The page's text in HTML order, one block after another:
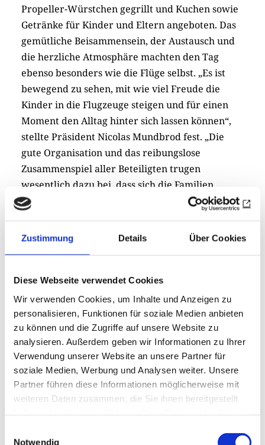
Zustimmung Details Über Cookies
Diese Webseite verwendet Cookies
Wir verwenden Cookies, um Inhalte und Anzeigen zu
personalisieren, Funktionen für soziale Medien anbieten
zu können und die Zugriffe auf unsere Website zu
analysieren. Außerdem geben wir Informationen zu Ihrer
Verwendung unserer Website an unsere Partner für
soziale Medien, Werbung und Analysen weiter. Unsere
Partner führen diese Informationen möglicherweise mit
weiteren Daten zusammen, die Sie ihnen bereitgestellt
Notwendig
Propeller-Würstchen gegrillt und ­Kuchen sowie
Getränke für Kinder und Eltern angeboten. Das
gemütliche Beisammensein, der Austausch und
die herzliche Atmosphäre machten den Tag
ebenso besonders wie die Flüge selbst. „Es ist
bewegend zu sehen, mit wie viel Freude die
Kinder in die Flugzeuge steigen und für einen
Moment den Alltag hinter sich lassen können“,
stellte Präsident Nicolas Mundbrod fest. „Die
gute Organisation und das reibungslose
Zusammenspiel aller Beteiligten trugen
wesentlich dazu bei, dass sich die Familien
rundum wohlfühlen konnten.“ Viele Familien
miteinander ins ­Gespräch zu kommen. Für sie
gegenseitigen Verständnisses.
Distrikt 1930 in Kürze: Erhard Schmid holt
Erhard Schmid (RC Ehingen-Alb-Donau) vertrat